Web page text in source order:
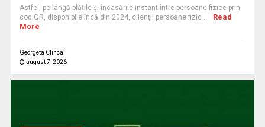
Astfel, pe lângă plățile și încasările instant între persoane fizice prin
cod QR, disponibile încă din 2024, clienții persoane fizic ...
Read
More
Georgeta Clinca
august 7, 2026